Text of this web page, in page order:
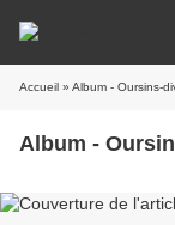
Accueil » Album - Oursins-
Album -